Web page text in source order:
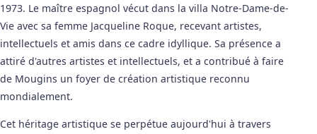
1973. Le maître espagnol vécut dans la villa Notre-Dame-de-
Vie avec sa femme Jacqueline Roque, recevant artistes,
intellectuels et amis dans ce cadre idyllique. Sa présence a
attiré d'autres artistes et intellectuels, et a contribué à faire
de Mougins un foyer de création artistique reconnu
mondialement.
Cet héritage artistique se perpétue aujourd'hui à travers